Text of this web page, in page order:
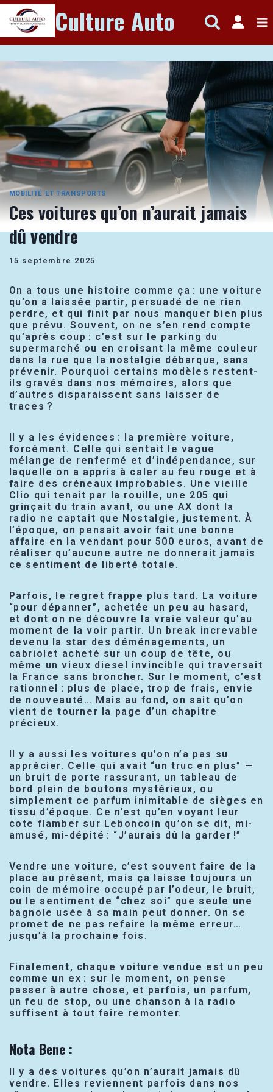
Aller
au
contenu
Culture Auto
MOBILITÉ ET TRANSPORTS
Ces voitures qu’on n’aurait jamais
dû vendre
15 septembre 2025
On a tous une histoire comme ça : une voiture
qu’on a laissée partir, persuadé de ne rien
perdre, et qui finit par nous manquer bien plus
que prévu. Souvent, on ne s’en rend compte
qu’après coup : c’est sur le parking du
supermarché ou en croisant la même couleur
dans la rue que la nostalgie débarque, sans
prévenir. Pourquoi certains modèles restent-
ils gravés dans nos mémoires, alors que
d’autres disparaissent sans laisser de
traces ?
Il y a les évidences : la première voiture,
forcément. Celle qui sentait le vague
mélange de renfermé et d’indépendance, sur
laquelle on a appris à caler au feu rouge et à
faire des créneaux improbables. Une vieille
Clio qui tenait par la rouille, une 205 qui
grinçait du train avant, ou une AX dont la
radio ne captait que Nostalgie, justement. À
l’époque, on pensait avoir fait une bonne
affaire en la vendant pour 500 euros, avant de
réaliser qu’aucune autre ne donnerait jamais
ce sentiment de liberté totale.
Parfois, le regret frappe plus tard. La voiture
“pour dépanner”, achetée un peu au hasard,
et dont on ne découvre la vraie valeur qu’au
moment de la voir partir. Un break increvable
devenu la star des déménagements, un
cabriolet acheté sur un coup de tête, ou
même un vieux diesel invincible qui traversait
la France sans broncher. Sur le moment, c’est
rationnel : plus de place, trop de frais, envie
de nouveauté… Mais au fond, on sait qu’on
vient de tourner la page d’un chapitre
précieux.
Il y a aussi les voitures qu’on n’a pas su
apprécier. Celle qui avait “un truc en plus” —
un bruit de porte rassurant, un tableau de
bord plein de boutons mystérieux, ou
simplement ce parfum inimitable de sièges en
tissu d’époque. Ce n’est qu’en voyant leur
cote flamber sur Leboncoin qu’on se dit, mi-
amusé, mi-dépité : “J’aurais dû la garder !”
Vendre une voiture, c’est souvent faire de la
place au présent, mais ça laisse toujours un
coin de mémoire occupé par l’odeur, le bruit,
ou le sentiment de “chez soi” que seule une
bagnole usée à sa main peut donner. On se
promet de ne pas refaire la même erreur…
jusqu’à la prochaine fois.
Finalement, chaque voiture vendue est un peu
comme un ex : sur le moment, on pense
passer à autre chose, et parfois, un parfum,
un feu de stop, ou une chanson à la radio
suffisent à tout faire remonter.
Nota Bene :
Il y a des voitures qu’on n’aurait jamais dû
vendre. Elles reviennent parfois dans nos